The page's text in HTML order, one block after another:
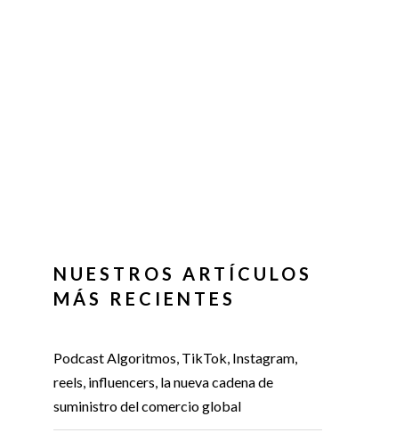
NUESTROS ARTÍCULOS
MÁS RECIENTES
Podcast Algoritmos, TikTok, Instagram,
reels, influencers, la nueva cadena de
suministro del comercio global